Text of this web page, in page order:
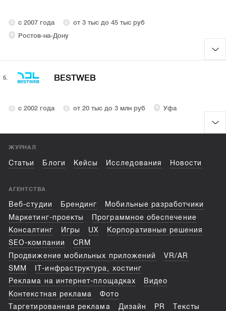
с 2007 года
от 3 тыс до 45 тыс руб
Ростов-на-Дону
5. BESTWEB
с 2002 года от 20 тыс до 3 млн руб Уфа
ЖУРНАЛ
Статьи Блоги Кейсы Исследования Новости
АГЕНТСТВА
Веб-студии Брендинг
Мобильные разработчики
Маркетинг-проекты
Программное обеспечение
Консалтинг
Игры UX
Корпоративные решения
SEO-компании
CRM
Продвижение мобильных приложений
VR/AR
SMM
IT-инфраструктура, хостинг
Реклама на интернет-площадках
Видео
Контекстная реклама
Фото
Таргетированная реклама
Дизайн PR
Тексты